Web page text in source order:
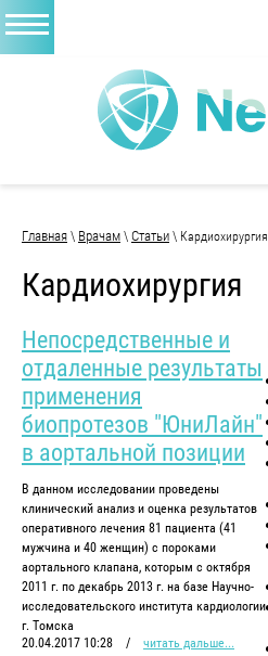
Главная \ Врачам \ Статьи \ Кардиохирургия
Кардиохирургия
Непосредственные и
отдаленные результаты
применения
биопротезов "ЮниЛайн"
в аортальной позиции
В данном исследовании проведены
клинический анализ и оценка результатов
оперативного лечения 81 пациента (41
мужчина и 40 женщин) с пороками
аортального клапана, которым с октября
2011 г. по декабрь 2013 г. на базе Научно-
исследовательского института кардиологии
г. Томска
20.04.2017 10:28
/ читать дальше...